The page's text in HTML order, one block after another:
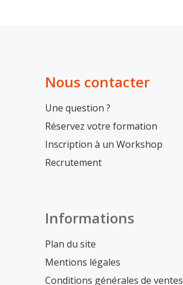
Nous contacter
Une question ?
Réservez votre formation
Inscription à un Workshop
Recrutement
Informations
Plan du site
Mentions légales
Conditions générales de ventes